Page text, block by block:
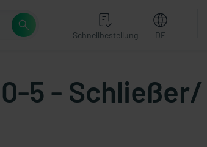
Schnellbestellung DE
5 -